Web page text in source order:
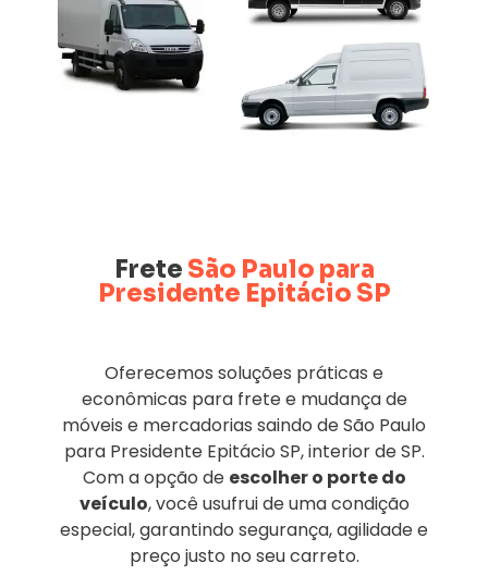
Frete São Paulo para
Presidente Epitácio SP
Oferecemos soluções práticas e
econômicas para frete e mudança de
móveis e mercadorias saindo de São Paulo
para Presidente Epitácio SP, interior de SP.
Com a opção de escolher o porte do
veículo, você usufrui de uma condição
especial, garantindo segurança, agilidade e
preço justo no seu carreto.